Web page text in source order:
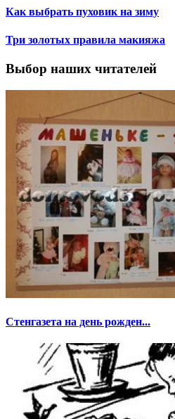
Как выбрать пуховик на зиму
Три золотых правила макияжа
Выбор наших читателей
Стенгазета на день рожден...